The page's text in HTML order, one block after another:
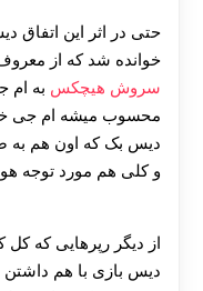
حتی در اثر این اتفاق
خوانده شد که از
سروش هیچکس به ام
محسوب میشه ام جی
دیس بک که اون هم به
و کلی هم مورد توجه
از دیگر رپرهایی که
دیس بازی با هم داشتن